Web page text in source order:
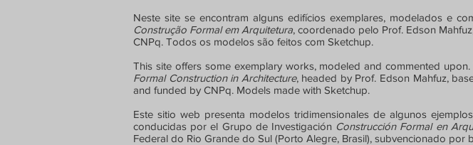
Neste site se encontram alguns edifícios exemplares, modelados e
Construção Formal em Arquitetura, coordenado pelo Prof. Edson
CNPq. Todos os modelos são feitos com Sketchup.
This site offers some exemplary works, modeled and commented
Formal Construction in Architecture, headed by Prof. Edson Mahfuz,
and funded by CNPq. Models made with Sketchup.
Este sitio web presenta modelos tridimensionales de algunos
conducidas por el Grupo de Investigación Construcción Formal en
Federal do Rio Grande do Sul (Porto Alegre, Brasil), subvencionado